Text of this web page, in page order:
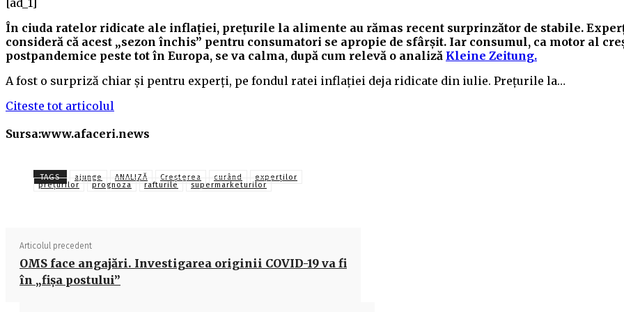
În ciuda ratelor ridicate ale inflației, prețurile la alimente au rămas recent surprinzător de stabile.
consideră că acest „sezon închis” pentru consumatori se apropie de sfârșit. Iar consumul, ca motor al
postpandemice peste tot în Europa, se va calma, după cum relevă o analiză Kleine Zeitung.
A fost o surpriză chiar și pentru experți, pe fondul ratei inflației deja ridicate din iulie. Prețurile la…
Citeste tot articolul
Sursa:www.afaceri.news
TAGS ajunge ANALIZĂ Creşterea curând
experților
prețurilor
prognoza rafturile supermarketurilor
Articolul precedent
OMS face angajări. Investigarea originii COVID-19 va fi
în „fişa postului”